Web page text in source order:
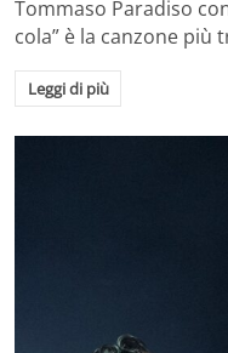
Tommaso Paradiso
cola” è la canzone più
Leggi di più